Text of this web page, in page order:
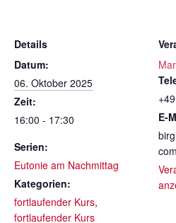
Details
Datum:
06. Oktober 2025
Zeit:
16:00 - 17:30
Serien:
Eutonie am Nachmittag
Kategorien:
fortlaufender Kurs,
fortlaufender Kurs
E-
com